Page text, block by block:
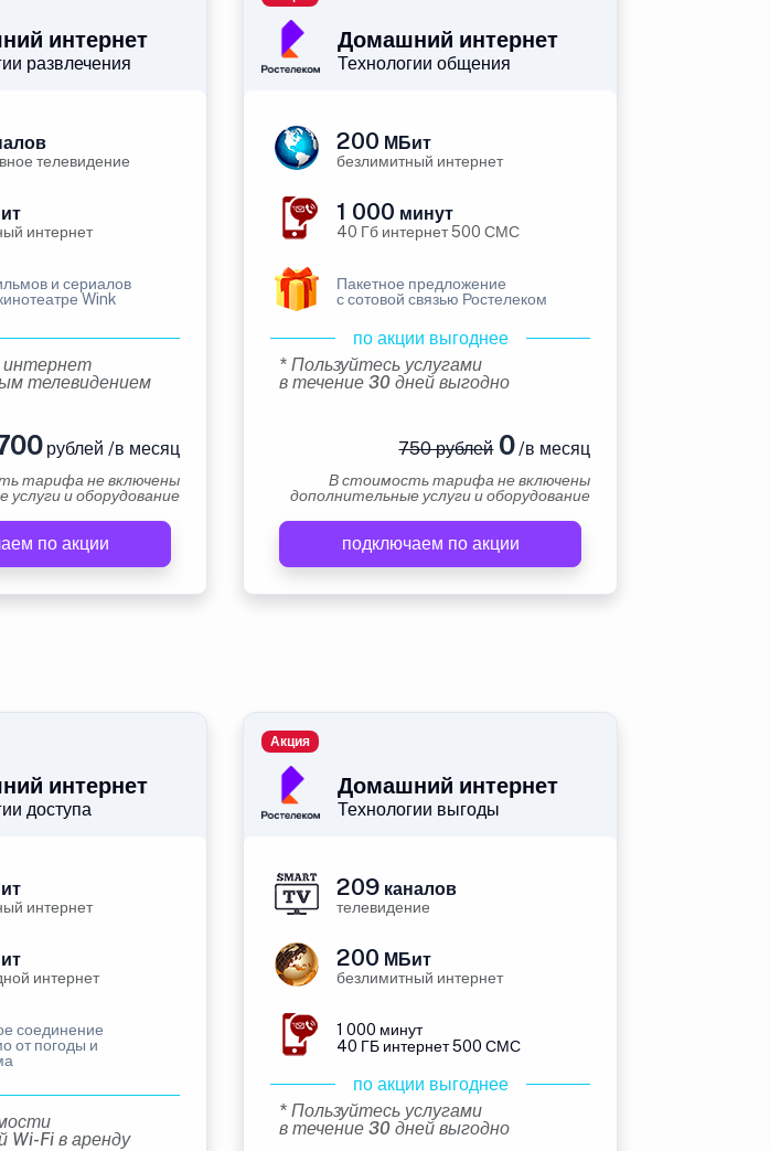
интернет
развлечения
телевидение
интернет
и сериалов
Wink
интернет
телевидением
рублей /в месяц
тарифа не включены
услуги и оборудование
по акции
Домашний интернет
Технологии общения
200 МБит
безлимитный интернет
1 000 минут
40 Гб интернет 500 СМС
Пакетное предложение
с сотовой связью Ростелеком
по акции выгоднее
* Пользуйтесь услугами
в течение 30 дней выгодно
750 рублей0/в месяц
В стоимость тарифа не включены
дополнительные услуги и оборудование
подключаем по акции
интернет
доступа
интернет
интернет
соединение
от погоды и
Wi-Fi в аренду
Домашний интернет
Технологии выгоды
Акция
209 каналов
телевидение
200 МБит
безлимитный интернет
1 000 минут
40 ГБ интернет 500 СМС
по акции выгоднее
* Пользуйтесь услугами
в течение 30 дней выгодно